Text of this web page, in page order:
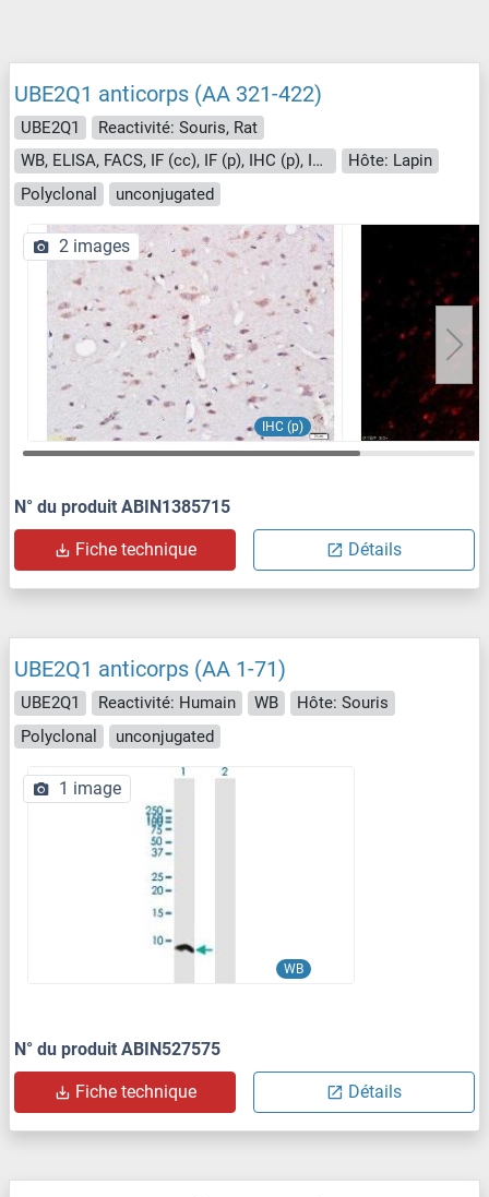
UBE2Q1 anticorps (AA 321-422)
UBE2Q1
Reactivité: Souris, Rat
WB, ELISA, FACS, IF (cc), IF (p), IHC (p), IHC (fro)
Hôte: Lapin
Polyclonal
unconjugated
IHC (p)
2 images
N° du produit ABIN1385715
Fiche technique Détails
UBE2Q1 anticorps (AA 1-71)
UBE2Q1 Reactivité: Humain WB
Hôte: Souris
Polyclonal
unconjugated
WB
1 image
N° du produit ABIN527575
Fiche technique Détails